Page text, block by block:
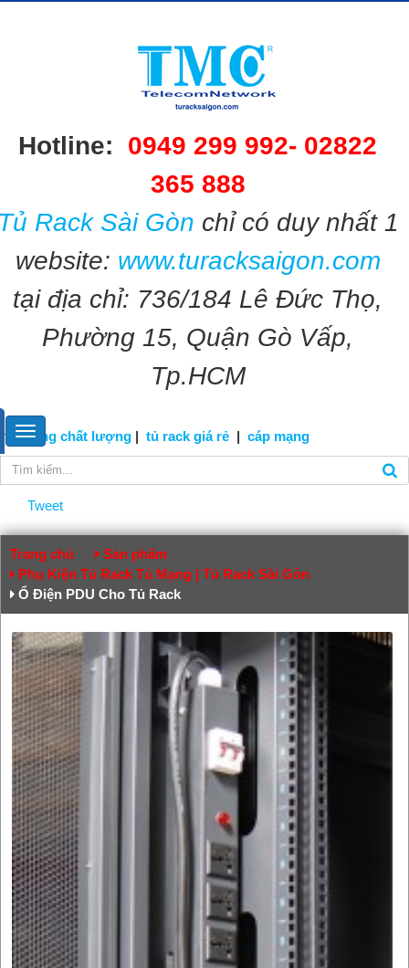
Hotline: 0949 299 992- 02822
365 888​​
Rack Sài Gòn chỉ có duy nhất 1
website: www.turacksaigon.com
tại địa chỉ: 736/184 Lê Đức Thọ,
Phường 15, Quận Gò Vấp,
Tp.HCM
tủ mạng chất lượng | tủ rack giá rẻ | cáp mạng
Tweet
Trang chủ
Sản phẩm
Phụ Kiện Tủ Rack Tủ Mạng | Tủ Rack Sài Gòn
Ổ Điện PDU Cho Tủ Rack